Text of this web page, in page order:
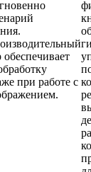
обеспечивает
при работе с